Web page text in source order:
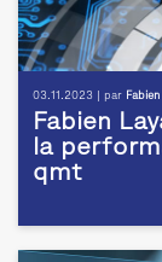
03.11.2023 | par
Fabien
la
qmt